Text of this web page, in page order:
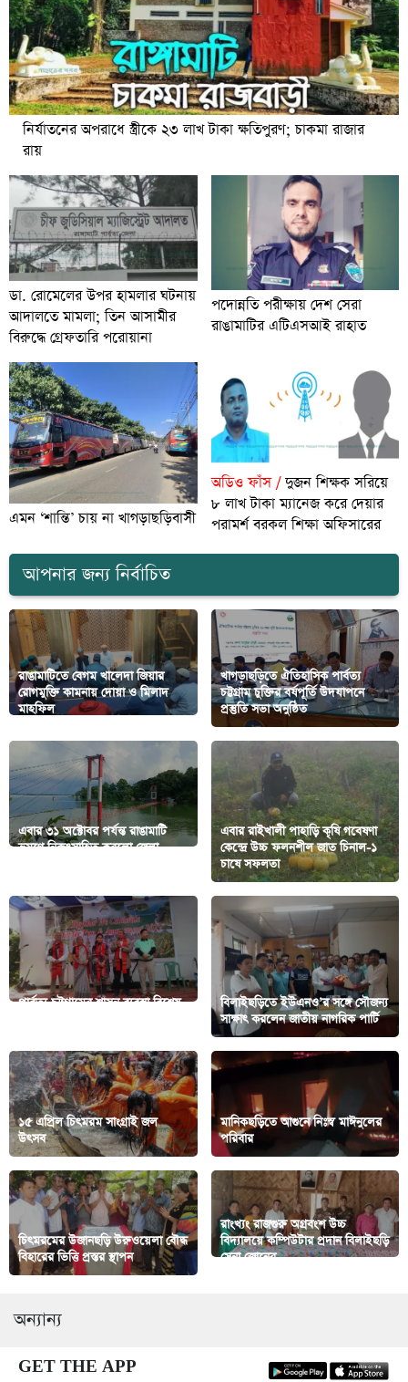
নির্যাতনের অপরাধে স্ত্রীকে ২৩ লাখ টাকা ক্ষতিপুরণ; চাকমা রাজার
রায়
ডা. রোমেলের উপর হামলার ঘটনায়
আদালতে মামলা; তিন আসামীর
বিরুদ্ধে গ্রেফতারি পরোয়ানা
পদোন্নতি পরীক্ষায় দেশ সেরা
রাঙামাটির এটিএসআই রাহাত
এমন ‘শান্তি’ চায় না খাগড়াছড়িবাসী
অডিও ফাঁস /দুজন শিক্ষক সরিয়ে
৮ লাখ টাকা ম্যানেজ করে দেয়ার
পরামর্শ বরকল শিক্ষা অফিসারের
আপনার জন্য নির্বাচিত
রাঙামাটিতে বেগম খালেদা জিয়ার
রোগমুক্তি কামনায় দোয়া ও মিলাদ
মাহফিল
খাগড়াছড়িতে ঐতিহাসিক পার্বত্য
চট্টগ্রাম চুক্তির বর্ষপূর্তি উদযাপনে
প্রস্তুতি সভা অনুষ্ঠিত
এবার ৩১ অক্টোবর পর্যন্ত রাঙামাটি
ভ্রমণে নিরুৎসাহিত করলো জেলা
এবার রাইখালী পাহাড়ি কৃষি গবেষণা
কেন্দ্রে উচ্চ ফলনশীল জাত চিনাল-১
চাষে সফলতা
পার্বত্য চট্টগ্রামের শাসন ব্যবস্থা বিশেষ
বিলাইছড়িতে ইউএনও’র সঙ্গে সৌজন্য
সাক্ষাৎ করলেন জাতীয় নাগরিক পার্টি
১৫ এপ্রিল চিৎমরম সাংগ্রাই জল
উৎসব
মানিকছড়িতে আগুনে নিঃস্ব মাঈনুলের
পরিবার
চিৎমরমের উজানছড়ি উরুওয়েলা বৌদ্ধ
বিহারের ভিত্তি প্রস্তর স্থাপন
রাংখ্যং রাজগুরু অগ্রবংশ উচ্চ
বিদ্যালয়ে কম্পিউটার প্রদান বিলাইছড়ি
সেনা জোনের
অন্যান্য
GET THE APP